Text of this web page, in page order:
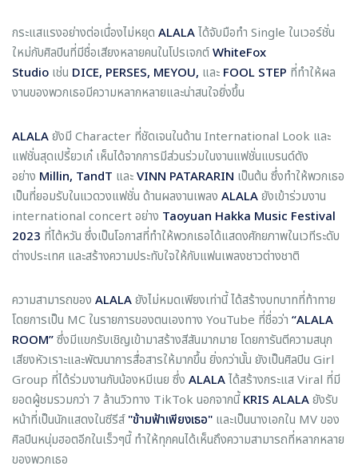
กระแสแรงอย่างต่อเนื่องไม่หยุด ALALAได้จับมือทำ Single ในเวอร์ชั่น
ใหม่กับศิลปินที่มีชื่อเสียงหลายคนในโปรเจกต์WhiteFox
Studio เช่น DICE, PERSES, MEYOU, และ FOOL STEP ที่ทำให้ผล
งานของพวกเธอมีความหลากหลายและน่าสนใจยิ่งขึ้น
ALALAยังมี Character ที่ชัดเจนในด้าน International Look และ
แฟชั่นสุดเปรี้ยวเก๋ เห็นได้จากการมีส่วนร่วมในงานแฟชั่นแบรนด์ดัง
อย่าง Millin, TandT และVINN PATARARIN เป็นต้น ซึ่งทำให้พวกเธอ
เป็นที่ยอมรับในแวดวงแฟชั่น ด้านผลงานเพลง ALALAยังเข้าร่วมงาน
international concert อย่าง Taoyuan Hakka Music Festival
2023 ที่ไต้หวัน ซึ่งเป็นโอกาสที่ทำให้พวกเธอได้แสดงศักยภาพในเวทีระดับ
ต่างประเทศ และสร้างความประทับใจให้กับแฟนเพลงชาวต่างชาติ
ความสามารถของ ALALAยังไม่หมดเพียงเท่านี้ ได้สร้างบทบาทที่ท้าทาย
โดยการเป็น MC ในรายการของตนเองทาง YouTube ที่ชื่อว่า “ALALA
ROOM”ซึ่งมีแขกรับเชิญเข้ามาสร้างสีสันมากมาย โดยการันตีความสนุก
เสียงหัวเราะและพัฒนาการสื่อสารให้มากขึ้น ยิ่งกว่านั้น ยังเป็นศิลปิน Girl
Group ที่ได้ร่วมงานกับน้องหมีเนย ซึ่ง ALALAได้สร้างกระแส Viral ที่มี
ยอดผู้ชมรวมกว่า 7 ล้านวิวทาง TikTok นอกจากนี้ KRIS ALALAยังรับ
หน้าที่เป็นนักแสดงในซีรีส์"ข้ามฟ้าเพียงเธอ" และเป็นนางเอกใน MV ของ
ศิลปินหนุ่มฮอตอีกในเร็วๆนี้ ทำให้ทุกคนได้เห็นถึงความสามารถที่หลากหลาย
ของพวกเธอ